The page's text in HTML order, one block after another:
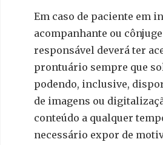
Em caso de paciente em
acompanhante ou
responsável deverá ter
prontuário sempre que
podendo, inclusive,
de imagens ou
conteúdo a qualquer
necessário expor de